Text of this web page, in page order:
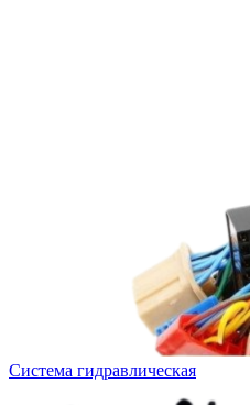
Система гидравлическая